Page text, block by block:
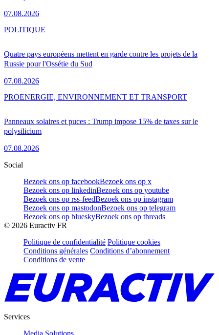
07.08.2026
Quatre pays européens mettent en garde contre les projets de la
Russie pour l'Ossétie du Sud
07.08.2026
POLITIQUE
Panneaux solaires et puces : Trump impose 15% de taxes sur le
polysilicium
07.08.2026
PROENERGIE, ENVIRONNEMENT ET TRANSPORT
Social
Bezoek ons op facebookBezoek ons op x
Bezoek ons op linkedinBezoek ons op youtube
Bezoek ons op rss-feedBezoek ons op instagram
Bezoek ons op mastodonBezoek ons op telegram
Bezoek ons op blueskyBezoek ons op threads
© 2026 Euractiv FR
Politique de confidentialité Politique cookies
Conditions générales Conditions d’abonnement
Conditions de vente
Services